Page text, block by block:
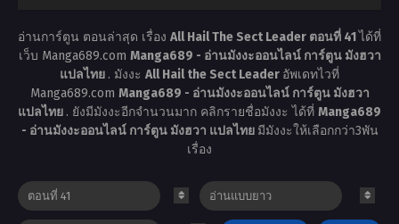
อ่านการ์ตูน ตอนล่าสุด เรื่อง All Hail The Sect Leader ตอนที่ 41ได้ที่
เว็บ Manga689.com Manga689 - อ่านมังงะออนไลน์ การ์ตูน มังฮวา
แปลไทย . มังงะ All Hail the Sect Leader อัพเดทไวที่
Manga689.com Manga689 - อ่านมังงะออนไลน์ การ์ตูน มังฮวา
แปลไทย . ยังมีมังงะอีกจำนวนมาก คลิกรายชื่อมังงะ ได้ที่ Manga689
- อ่านมังงะออนไลน์ การ์ตูน มังฮวา แปลไทย มีมังงะให้เลือกกว่า3พัน
เรื่อง